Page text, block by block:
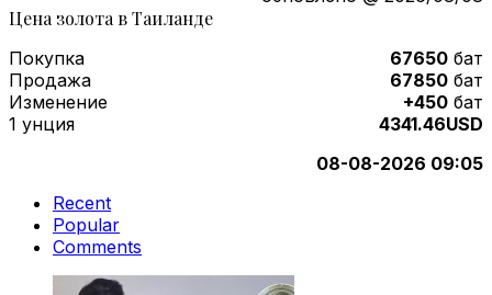
Цена золота в Таиланде
Покупка 67650 бат
Продажа
67850 бат
Изменение
+450 бат
1 унция
4341.46USD
08-08-2026 09:05
Recent
Popular
Comments